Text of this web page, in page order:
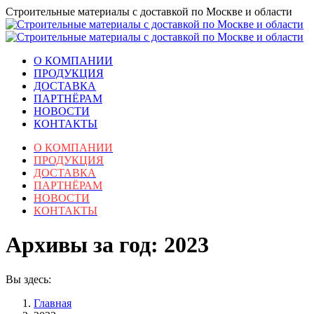
Перейти
к
содержанию
Строительные материалы с доставкой по Москве и области
О КОМПАНИИ
ПРОДУКЦИЯ
ДОСТАВКА
ПАРТНЁРАМ
НОВОСТИ
КОНТАКТЫ
О КОМПАНИИ
ПРОДУКЦИЯ
ДОСТАВКА
ПАРТНЁРАМ
НОВОСТИ
КОНТАКТЫ
Архивы за год: 2023
Вы здесь:
Главная